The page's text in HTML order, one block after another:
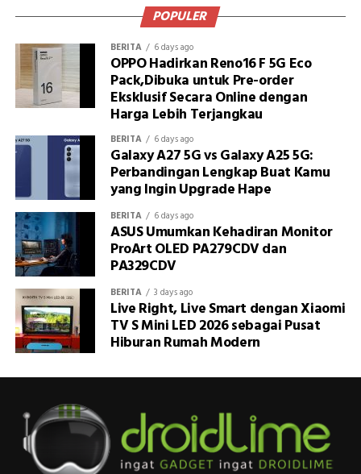
POPULER
BERITA 6 days ago
OPPO Hadirkan Reno16 F 5G Eco
Pack,Dibuka untuk Pre-order
Eksklusif Secara Online dengan
Harga Lebih Terjangkau
BERITA 6 days ago
Galaxy A27 5G vs Galaxy A25 5G:
Perbandingan Lengkap Buat Kamu
yang Ingin Upgrade Hape
BERITA 6 days ago
ASUS Umumkan Kehadiran Monitor
ProArt OLED PA279CDV dan
PA329CDV
BERITA 3 days ago
Live Right, Live Smart dengan Xiaomi
TV S Mini LED 2026 sebagai Pusat
Hiburan Rumah Modern